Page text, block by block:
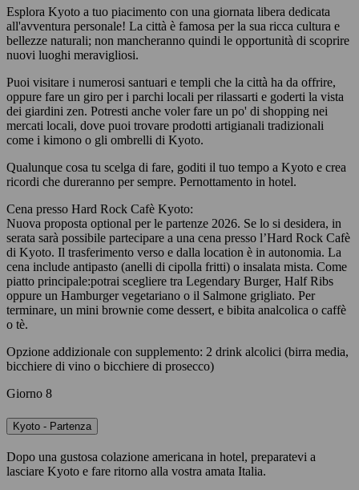
Esplora Kyoto a tuo piacimento con una giornata libera dedicata
all'avventura personale! La città è famosa per la sua ricca cultura e
bellezze naturali; non mancheranno quindi le opportunità di scoprire
nuovi luoghi meravigliosi.
Puoi visitare i numerosi santuari e templi che la città ha da offrire,
oppure fare un giro per i parchi locali per rilassarti e goderti la vista
dei giardini zen. Potresti anche voler fare un po' di shopping nei
mercati locali, dove puoi trovare prodotti artigianali tradizionali
come i kimono o gli ombrelli di Kyoto.
Qualunque cosa tu scelga di fare, goditi il tuo tempo a Kyoto e crea
ricordi che dureranno per sempre. Pernottamento in hotel.
Cena presso Hard Rock Cafè Kyoto:
Nuova proposta optional per le partenze 2026. Se lo si desidera, in
serata sarà possibile partecipare a una cena presso l’Hard Rock Cafè
di Kyoto. Il trasferimento verso e dalla location è in autonomia. La
cena include antipasto (anelli di cipolla fritti) o insalata mista. Come
piatto principale:potrai scegliere tra Legendary Burger, Half Ribs
oppure un Hamburger vegetariano o il Salmone grigliato. Per
terminare, un mini brownie come dessert, e bibita analcolica o caffè
o tè.
Opzione addizionale con supplemento: 2 drink alcolici (birra media,
bicchiere di vino o bicchiere di prosecco)
Giorno 8
Kyoto - Partenza
Dopo una gustosa colazione americana in hotel, preparatevi a
lasciare Kyoto e fare ritorno alla vostra amata Italia.